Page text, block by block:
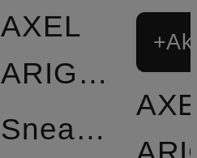
AXEL
ARIGATO
Sneaker